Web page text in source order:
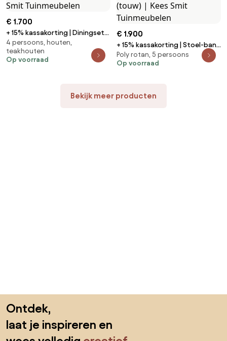
€ 1.700
+ 15% kassakorting | Diningset
Intenso | 4 personen | Tuinset
teakhout | 5-delig | Kees Smit
Tuinmeubelen
4 persoons, houten,
teakhouten
Op voorraad
€ 1.900
+ 15% kassakorting | Stoel-bank
loungeset Intenso | 5 personen
| Loungeset Beige | Rope (touw)
Poly rotan, 5 persoons
Op voorraad
Bekijk meer producten
Ontdek,
laat je inspireren en